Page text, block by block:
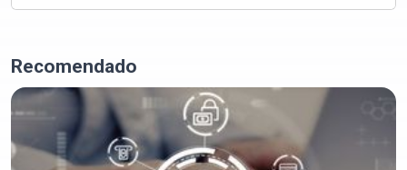
Recomendado